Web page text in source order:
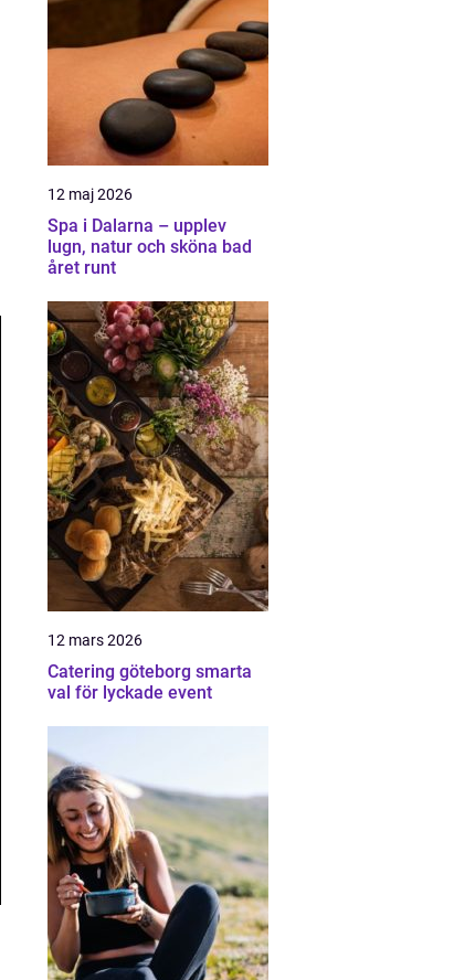
12 maj 2026
Spa i Dalarna – upplev
lugn, natur och sköna bad
året runt
12 mars 2026
Catering göteborg smarta
val för lyckade event